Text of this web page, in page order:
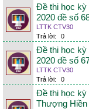
Đề thi học kỳ
2020 đề số
LTTK CTV30
Trả lời:
0
Đề thi học kỳ
2020 đề số
LTTK CTV30
Trả lời:
0
Đề thi học kỳ
Thượng